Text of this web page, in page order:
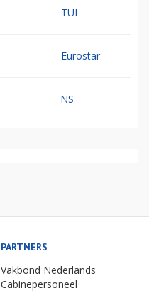
TUI
Eurostar
NS
PARTNERS
Vakbond Nederlands
Cabinepersoneel